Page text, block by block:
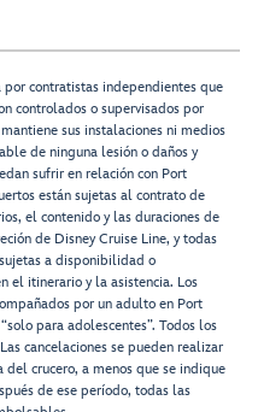
contratistas independientes que
controlados o supervisados por
sus instalaciones ni medios
de ninguna lesión o daños y
sufrir en relación con Port
están sujetas al contrato de
el contenido y las duraciones de
de Disney Cruise Line, y todas
a disponibilidad o
el itinerario y la asistencia. Los
por un adulto en Port
para adolescentes”. Todos los
cancelaciones se pueden realizar
crucero, a menos que se indique
de ese período, todas las